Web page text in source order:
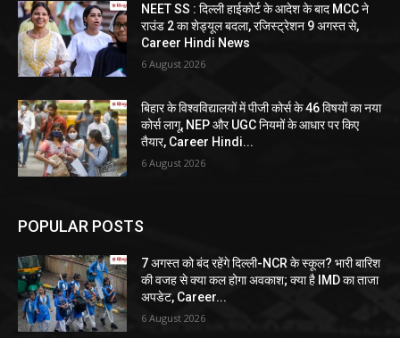
NEET SS : दिल्ली हाईकोर्ट के आदेश के बाद MCC ने
राउंड 2 का शेड्यूल बदला, रजिस्ट्रेशन 9 अगस्त से,
Career Hindi News
6 August 2026
बिहार के विश्वविद्यालयों में पीजी कोर्स के 46 विषयों का नया
कोर्स लागू, NEP और UGC नियमों के आधार पर किए
तैयार, Career Hindi...
6 August 2026
POPULAR POSTS
7 अगस्त को बंद रहेंगे दिल्ली-NCR के स्कूल? भारी बारिश
की वजह से क्या कल होगा अवकाश; क्या है IMD का ताजा
अपडेट, Career...
6 August 2026